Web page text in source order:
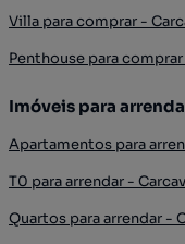
Villa para comprar -
Penthouse para
Imóveis para
Apartamentos para
T0 para arrendar -
Quartos para arrendar -